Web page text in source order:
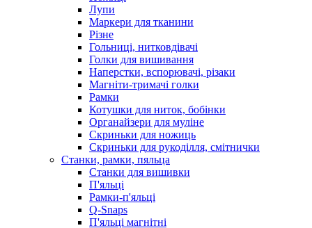
Лупи
Маркери для тканини
Різне
Гольниці, нитковдівачі
Голки для вишивання
Наперстки, вспорювачі, різаки
Магніти-тримачі голки
Рамки
Котушки для ниток, бобінки
Органайзери для муліне
Скриньки для ножиць
Скриньки для рукоділля, смітнички
Станки, рамки, пяльца
Станки для вишивки
П'яльці
Рамки-п'яльці
Q-Snaps
П'яльці магнітні